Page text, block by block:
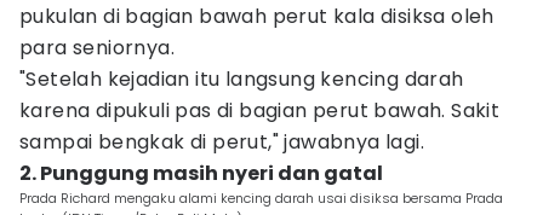
pukulan di bagian bawah perut kala disiksa oleh
para seniornya.
"Setelah kejadian itu langsung kencing darah
karena dipukuli pas di bagian perut bawah. Sakit
sampai bengkak di perut," jawabnya lagi.
2. Punggung masih nyeri dan gatal
Prada Richard mengaku alami kencing darah usai disiksa bersama Prada